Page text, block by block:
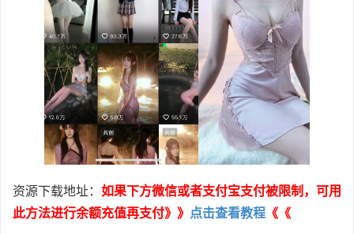
资源下载地址： 如果下方微信或者支付宝支付被限制，可用
此方法进行余额充值再支付》》 点击查看教程 《《